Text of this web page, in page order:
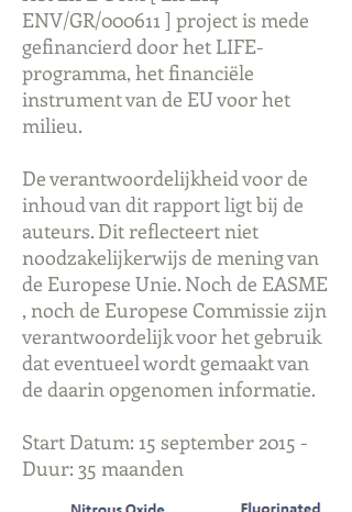
ENV/GR/000611 ] project is mede
gefinancierd door het LIFE-
programma, het financiële
instrument van de EU voor het
milieu.
De verantwoordelijkheid voor de
inhoud van dit rapport ligt bij de
auteurs. Dit reflecteert niet
noodzakelijkerwijs de mening van
de Europese Unie. Noch de EASME
, noch de Europese Commissie zijn
verantwoordelijk voor het gebruik
dat eventueel wordt gemaakt van
de daarin opgenomen informatie.
Start Datum: 15 september 2015 -
Duur: 35 maanden